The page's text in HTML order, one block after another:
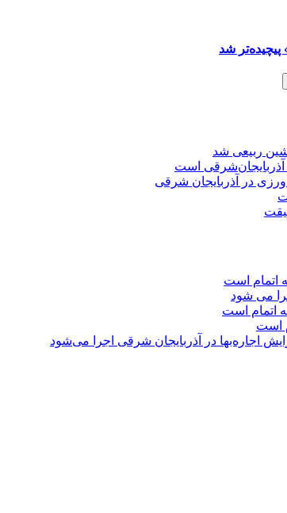
شد
ربیعی شد
آذربایجان‌شرقی است
در آذربایجان شرقی
اتمام است
می شود
اتمام است
است